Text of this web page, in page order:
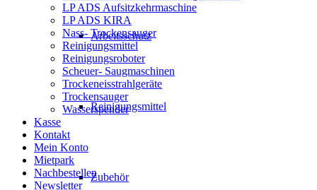
Arbeitsschutz
Reinigungsmittel
Zubehör
LP ADS Aufsitzkehrmaschine
LP ADS KIRA
Nass- Trockensauger
Reinigungsmittel
Reinigungsroboter
Scheuer- Saugmaschinen
Trockeneisstrahlgeräte
Trockensauger
Wasserspender
Kasse
Kontakt
Mein Konto
Mietpark
Nachbestellen
Newsletter